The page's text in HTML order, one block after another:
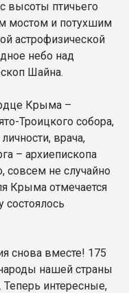
высоты птичьего
мостом и потухшим
астрофизической
небо над
Шайна.
Крыма –
Троицкого собора,
врача,
– архиепископа
совсем не случайно
Крыма отмечается
состоялось
снова вместе! 175
нашей страны
Теперь интересные,